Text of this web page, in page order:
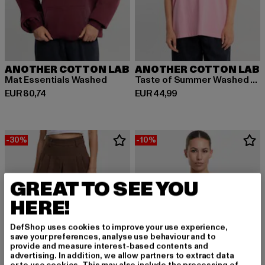
ANOTHER COTTON LAB
Mat Essentials Washed
EUR 80,74
Derzeitiger Preis: EUR 80,74
ANOTHER COTTON LAB
Taste of Summer Washed T-Shirt
EUR 44,99
Derzeitiger Preis: EUR 44,99
-30% -10%
GREAT TO SEE YOU
HERE!
DefShop uses cookies to improve your use experience,
save your preferences, analyse use behaviour and to
provide and measure interest-based contents and
advertising. In addition, we allow partners to extract data